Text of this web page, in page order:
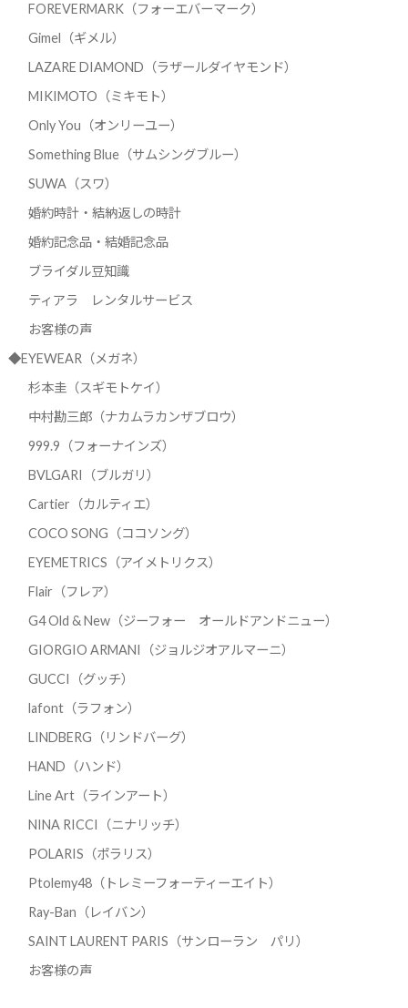
FOREVERMARK（フォーエバーマーク）
Gimel（ギメル）
LAZARE DIAMOND（ラザールダイヤモンド）
MIKIMOTO（ミキモト）
Only You（オンリーユー）
Something Blue（サムシングブルー）
SUWA（スワ）
婚約時計・結納返しの時計
婚約記念品・結婚記念品
ブライダル豆知識
ティアラ レンタルサービス
お客様の声
◆EYEWEAR（メガネ）
杉本圭（スギモトケイ）
中村勘三郎（ナカムラカンザブロウ）
999.9（フォーナインズ）
BVLGARI（ブルガリ）
Cartier（カルティエ）
COCO SONG（ココソング）
EYEMETRICS（アイメトリクス）
Flair（フレア）
G4 Old & New（ジーフォー オールドアンドニュー）
GIORGIO ARMANI（ジョルジオアルマーニ）
GUCCI（グッチ）
lafont（ラフォン）
LINDBERG（リンドバーグ）
HAND（ハンド）
Line Art（ラインアート）
NINA RICCI（ニナリッチ）
POLARIS（ポラリス）
Ptolemy48（トレミーフォーティーエイト）
Ray-Ban（レイバン）
SAINT LAURENT PARIS（サンローラン パリ）
お客様の声